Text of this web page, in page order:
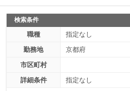
検索条件
職種
指定なし
勤務地
京都府
市区町村
詳細条件
指定なし